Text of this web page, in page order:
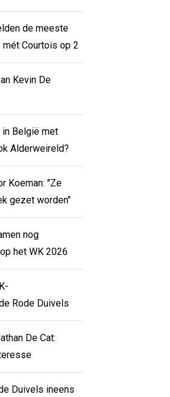
de meeste
Courtois op 2
Kevin De
in België met
Alderweireld?
Koeman: "Ze
gezet worden"
nog
het WK 2026
Rode Duivels
De Cat:
interesse
Duivels ineens